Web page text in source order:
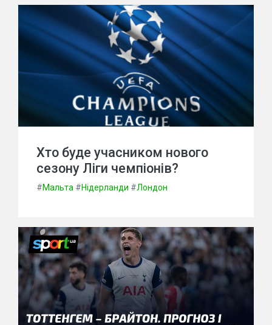
Хто буде учасником нового
сезону Ліги чемпіонів?
#Мальта #Нідерланди #Лондон